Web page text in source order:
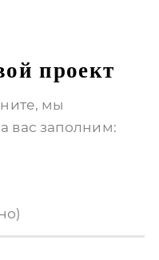
проект
мы
вас заполним: